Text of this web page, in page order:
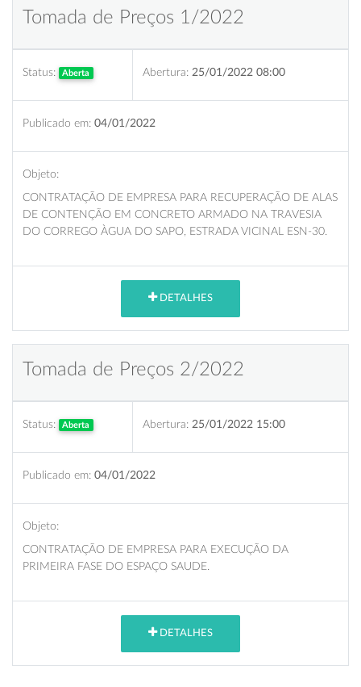
Tomada de Preços 1/2022
Status: Aberta Abertura: 25/01/2022 08:00
Publicado em: 04/01/2022
Objeto:
CONTRATAÇÃO DE EMPRESA PARA RECUPERAÇÃO DE ALAS
DE CONTENÇÃO EM CONCRETO ARMADO NA TRAVESIA
DO CORREGO ÀGUA DO SAPO, ESTRADA VICINAL ESN-30.
DETALHES
Tomada de Preços 2/2022
Status: Aberta Abertura: 25/01/2022 15:00
Publicado em: 04/01/2022
Objeto:
CONTRATAÇÃO DE EMPRESA PARA EXECUÇÃO DA
PRIMEIRA FASE DO ESPAÇO SAUDE.
DETALHES